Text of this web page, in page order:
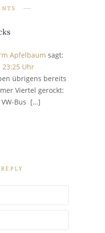
Apfelbaum sagt:
23:25 Uhr
übrigens bereits
Viertel gerockt:
Bus […]